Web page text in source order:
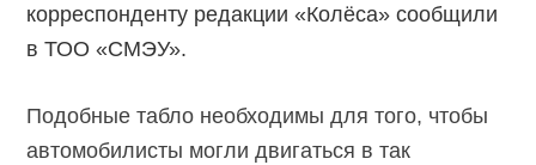
корреспонденту редакции «Колёса» сообщили
в ТОО «СМЭУ».
Подобные табло необходимы для того, чтобы
автомобилисты могли двигаться в так